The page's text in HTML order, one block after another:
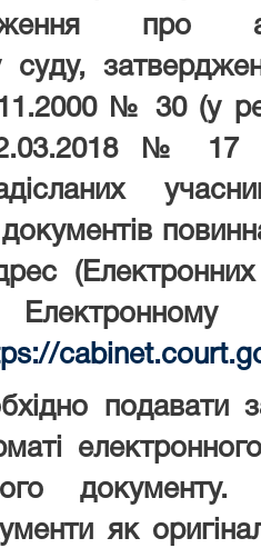
про
суду,
№ 30 (у
№ 17
://cabinet.court.
подавати
як